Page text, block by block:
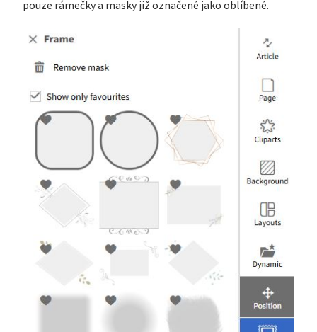
pouze rámečky a masky již označené jako oblíbené.